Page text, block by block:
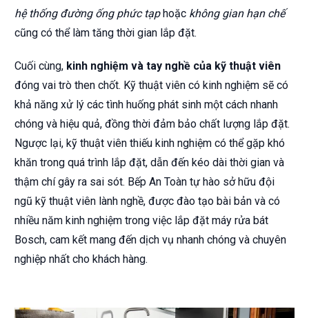
hệ thống đường ống phức tạphoặc không gian hạn chế
cũng có thể làm tăng thời gian lắp đặt.
Cuối cùng, kinh nghiệm và tay nghề của kỹ thuật viên
đóng vai trò then chốt. Kỹ thuật viên có kinh nghiệm sẽ có
khả năng xử lý các tình huống phát sinh một cách nhanh
chóng và hiệu quả, đồng thời đảm bảo chất lượng lắp đặt.
Ngược lại, kỹ thuật viên thiếu kinh nghiệm có thể gặp khó
khăn trong quá trình lắp đặt, dẫn đến kéo dài thời gian và
thậm chí gây ra sai sót. Bếp An Toàn tự hào sở hữu đội
ngũ kỹ thuật viên lành nghề, được đào tạo bài bản và có
nhiều năm kinh nghiệm trong việc lắp đặt máy rửa bát
Bosch, cam kết mang đến dịch vụ nhanh chóng và chuyên
nghiệp nhất cho khách hàng.